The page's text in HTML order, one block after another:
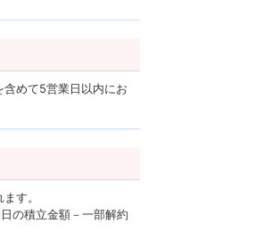
めて5営業日以内にお
す。
の積立金額－一部解約